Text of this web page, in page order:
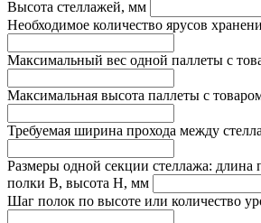
Высота стеллажей, мм
Необходимое количество ярусов
Максимальный вес одной паллеты с
Максимальная высота паллеты с
Требуемая ширина прохода между
Размеры одной секции стеллажа: длина
полки B, высота H, мм
Шаг полок по высоте или количество